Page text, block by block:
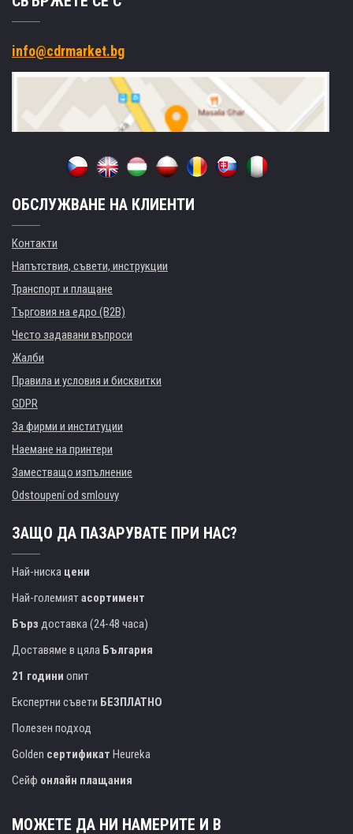
info@cdrmarket.bg
ОБСЛУЖВАНЕ НА КЛИЕНТИ
Контакти
Напътствия, съвети, инструкции
Транспорт и плащане
Търговия на едро (B2B)
Често задавани въпроси
Жалби
Правила и условия и бисквитки
GDPR
За фирми и институции
Наемане на принтери
Заместващо изпълнение
Odstoupení od smlouvy
ЗАЩО ДА ПАЗАРУВАТЕ ПРИ НАС?
Най-ниска цени
Най-големиятасортимент
Бърз доставка (24-48 часа)
Доставяме в цяла България
21 години опит
Експертни съвети БЕЗПЛАТНО
Полезен подход
Golden сертификат Heureka
Сейф онлайн плащания
МОЖЕТЕ ДА НИ НАМЕРИТЕ И В